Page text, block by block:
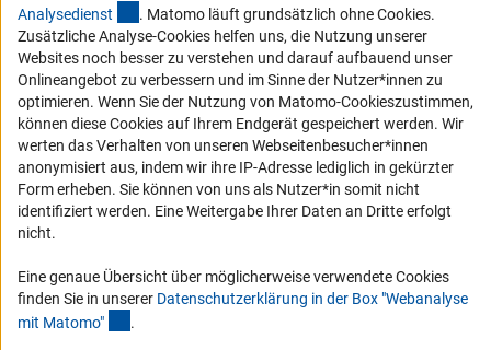
Barrierefreiheit
Service und Informationen für Menschen mit Behinderungen
Erklärung zur Barrierefreiheit
Barriere melden
DFG-aktuell
Erhalten Sie Neuigkeiten aus der DFG direkt in Ihr Mailpostfach oder
schauen Sie sich die Ausgaben online an.
Zum Newsletter
Analysedienst (externer Link)
. Matomo läuft grundsätzlich ohne Cookies.
Zusätzliche Analyse-Cookies helfen uns, die Nutzung unserer
Websites noch besser zu verstehen und darauf aufbauend unser
Onlineangebot zu verbessern und im Sinne der Nutzer*innen zu
optimieren. Wenn Sie der Nutzung von Matomo-Cookieszustimmen,
können diese Cookies auf Ihrem Endgerät gespeichert werden. Wir
werten das Verhalten von unseren Webseitenbesucher*innen
anonymisiert aus, indem wir ihre IP-Adresse lediglich in gekürzter
Form erheben. Sie können von uns als Nutzer*in somit nicht
identifiziert werden. Eine Weitergabe Ihrer Daten an Dritte erfolgt
nicht.
Eine genaue Übersicht über möglicherweise verwendete Cookies
finden Sie in unserer Datenschutzerklärung in der Box "Webanalyse
mit Matomo" .